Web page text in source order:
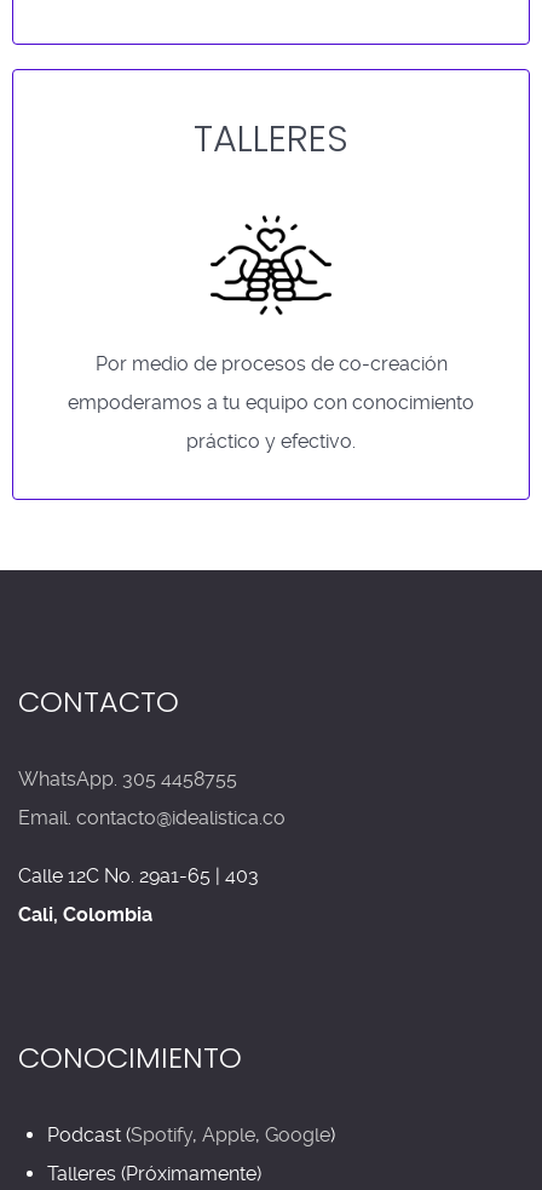
TALLERES
Por medio de procesos de co-creación
empoderamos a tu equipo con conocimiento
práctico y efectivo.
CONTACTO
WhatsApp. 305 4458755
Email. contacto@idealistica.co
Calle 12C No. 29a1-65 | 403
Cali, Colombia
CONOCIMIENTO
Podcast (Spotify, Apple, Google)
Talleres (Próximamente)